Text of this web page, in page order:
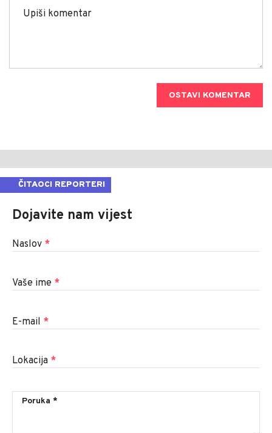
OSTAVI KOMENTAR
ČITAOCI REPORTERI
Dojavite nam vijest
Naslov *
Vaše ime *
E-mail *
Lokacija *